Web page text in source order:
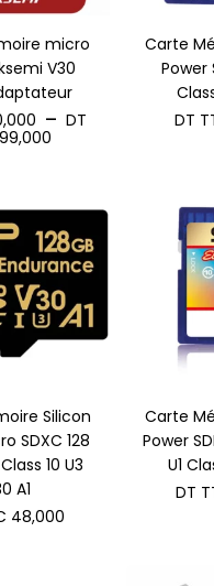
micro
V30
– DT
99,000Plage
TTC 10,000
à
DT
TTC 99,000
Carte
Power
DT
Silicon
SDXC 128
10 U3
A1
48,000
Carte
Power
U1
DT